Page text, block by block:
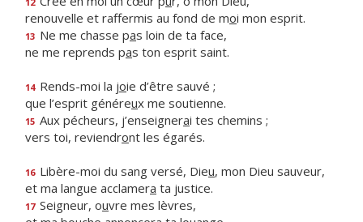
renouvelle et raffermis au fond de moi mon esprit.
13 Ne me chasse pas loin de ta face,
ne me reprends pas ton esprit saint.
14 Rends-moi la joie d’être sauvé ;
que l’esprit généreux me soutienne.
15 Aux pécheurs, j’enseignerai tes chemins ;
vers toi, reviendront les égarés.
16 Libère-moi du sang versé, Dieu, mon Dieu sauveur,
et ma langue acclamera ta justice.
17 Seigneur, ouvre mes lèvres,